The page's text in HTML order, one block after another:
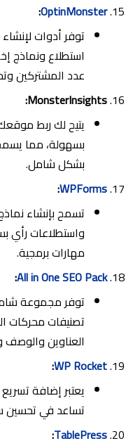
OptinMonster
:
توفر أدوات
استطلاع ونماذج
عدد المشتركين
MonsterInsights:
بسهولة، مما
بشكل شامل.
WPForms
:
تسمح بإنشاء
واستطلاعات رأي
مهارات برمجية.
All in One SEO Pack
:
توفر مجموعة
تصنيفات محركات
العناوين والوصف
WP Rocket
:
يعتبر إضافة
تساعد في تحسين
TablePress
: